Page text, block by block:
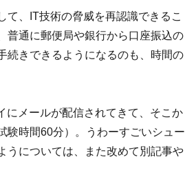
、IT技術の脅威を再認識できるこ
普通に郵便局や銀行から口座振込の
続きできるようになるのも、時間の
にメールが配信されてきて、そこか
験時間60分）。うわーすごいシュー
うについては、また改めて別記事や